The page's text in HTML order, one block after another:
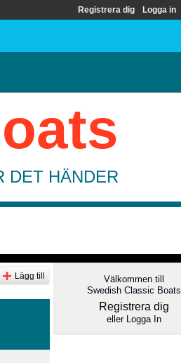
Registrera dig Logga in
DET HÄNDER
Lägg till
Välkommen till
Swedish Classic Boats
Registrera dig
eller Logga In